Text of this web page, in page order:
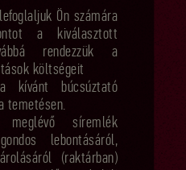
Ön számára
a kiválasztott
rendezzük a
költségeit
a kívánt búcsúztató
temetésen.
síremlék
lebontásáról,
(raktárban)